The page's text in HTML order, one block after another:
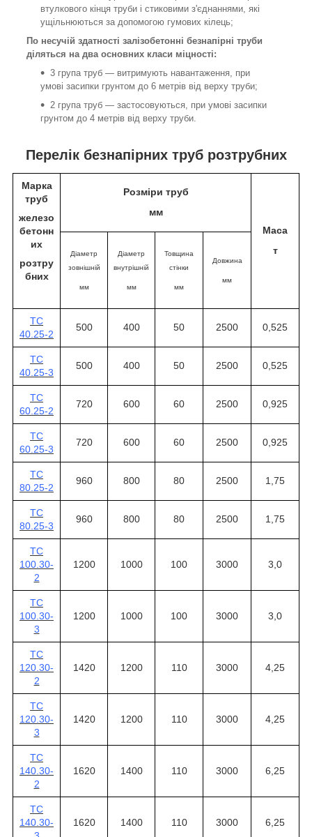
втулкового кінця труби і стиковими з'єднаннями, які
ущільнюються за допомогою гумових кілець;
По несучій здатності залізобетонні безнапірні труби
діляться на два основних класи міцності:
3 група труб — витримують навантаження, при
умові засипки грунтом до 6 метрів від верху труби;
2 група труб — застосовуються, при умові засипки
грунтом до 4 метрів від верху труби.
Перелік безнапірних труб розтрубних
Марка
труб
железо
бетонн
их
розтру
бних
Розміри труб
мм
Маса
т
Діаметр
зовнішній
мм
Діаметр
внутрішній
мм
Товщина
стінки
мм
Довжина
мм
ТС
40.25-2
500 400 50 2500 0,525
ТС
40.25-3
500 400 50 2500 0,525
ТС
60.25-2
720 600 60 2500 0,925
ТС
60.25-3
720 600 60 2500 0,925
ТС
80.25-2
960 800 80 2500 1,75
ТС
80.25-3
960 800 80 2500 1,75
ТС
100.30-
2
1200 1000 100 3000 3,0
ТС
100.30-
3
1200 1000 100 3000 3,0
ТС
120.30-
2
1420 1200 110 3000 4,25
ТС
120.30-
3
1420 1200 110 3000 4,25
ТС
140.30-
2
1620 1400 110 3000 6,25
ТС
140.30-
1620 1400 110 3000 6,25